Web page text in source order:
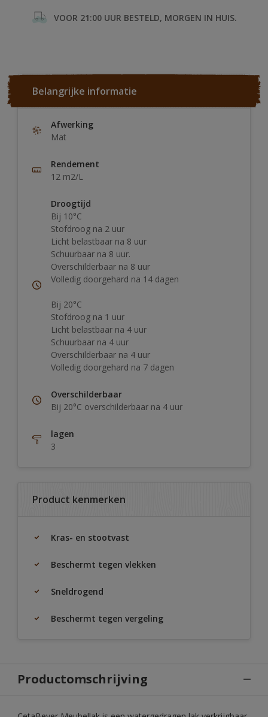
VOOR 21:00 UUR BESTELD, MORGEN IN HUIS.
Belangrijke informatie
Afwerking
Mat
Rendement
12 m2/L
Droogtijd
Bij 10°C
Stofdroog na 2 uur
Licht belastbaar na 8 uur
Schuurbaar na 8 uur.
Overschilderbaar na 8 uur
Volledig doorgehard na 14 dagen
Bij 20°C
Stofdroog na 1 uur
Licht belastbaar na 4 uur
Schuurbaar na 4 uur
Overschilderbaar na 4 uur
Volledig doorgehard na 7 dagen
Overschilderbaar
Bij 20°C overschilderbaar na 4 uur
lagen
3
Product kenmerken
Kras- en stootvast
Beschermt tegen vlekken
Sneldrogend
Beschermt tegen vergeling
Productomschrijving